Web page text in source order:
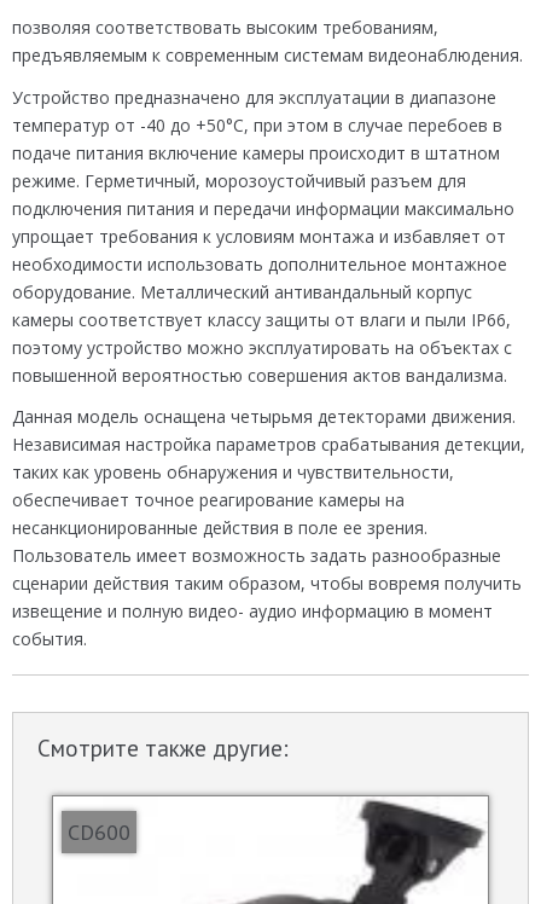
позволяя соответствовать высоким требованиям,
предъявляемым к современным системам видеонаблюдения.
Устройство предназначено для эксплуатации в диапазоне
температур от -40 до +50°C, при этом в случае перебоев в
подаче питания включение камеры происходит в штатном
режиме. Герметичный, морозоустойчивый разъем для
подключения питания и передачи информации максимально
упрощает требования к условиям монтажа и избавляет от
необходимости использовать дополнительное монтажное
оборудование. Металлический антивандальный корпус
камеры соответствует классу защиты от влаги и пыли IP66,
поэтому устройство можно эксплуатировать на объектах с
повышенной вероятностью совершения актов вандализма.
Данная модель оснащена четырьмя детекторами движения.
Независимая настройка параметров срабатывания детекции,
таких как уровень обнаружения и чувствительности,
обеспечивает точное реагирование камеры на
несанкционированные действия в поле ее зрения.
Пользователь имеет возможность задать разнообразные
сценарии действия таким образом, чтобы вовремя получить
извещение и полную видео- аудио информацию в момент
события.
Смотрите также другие:
CD600